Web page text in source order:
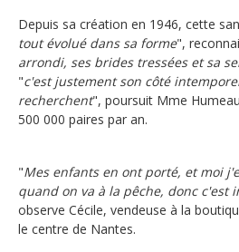
Depuis sa création en 1946, cette
tout évolué dans sa forme",
arrondi, ses brides tressées et sa
"c'est justement son côté
recherchent", poursuit Mme
500 000 paires par an.
"Mes enfants en ont porté, et moi
quand on va à la pêche, donc c'est
observe Cécile, vendeuse à la
le centre de Nantes.